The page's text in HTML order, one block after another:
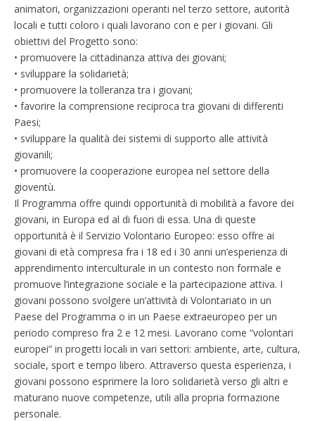
animatori, organizzazioni operanti nel terzo settore, autorità
locali e tutti coloro i quali lavorano con e per i giovani. Gli
obiettivi del Progetto sono:
• promuovere la cittadinanza attiva dei giovani;
• sviluppare la solidarietà;
• promuovere la tolleranza tra i giovani;
• favorire la comprensione reciproca tra giovani di differenti
Paesi;
• sviluppare la qualità dei sistemi di supporto alle attività
giovanili;
• promuovere la cooperazione europea nel settore della
gioventù.
Il Programma offre quindi opportunità di mobilità a favore dei
giovani, in Europa ed al di fuori di essa. Una di queste
opportunità è il Servizio Volontario Europeo: esso offre ai
giovani di età compresa fra i 18 ed i 30 anni un’esperienza di
apprendimento interculturale in un contesto non formale e
promuove l’integrazione sociale e la partecipazione attiva. I
giovani possono svolgere un’attività di Volontariato in un
Paese del Programma o in un Paese extraeuropeo per un
periodo compreso fra 2 e 12 mesi. Lavorano come “volontari
europei” in progetti locali in vari settori: ambiente, arte, cultura,
sociale, sport e tempo libero. Attraverso questa esperienza, i
giovani possono esprimere la loro solidarietà verso gli altri e
maturano nuove competenze, utili alla propria formazione
personale.